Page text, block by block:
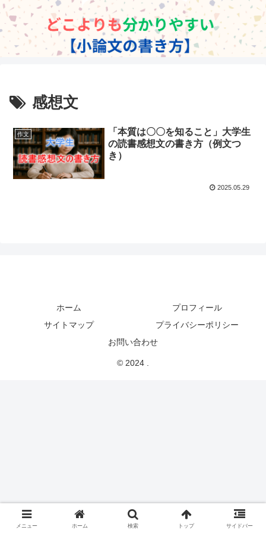
感想文
作文
「本質は〇〇を知ること」大学生
の読書感想文の書き方（例文つ
き）
2025.05.29
ホーム
プロフィール
サイトマップ
プライバシーポリシー
お問い合わせ
© 2024 .
メニュー ホーム 検索 トップ サイドバー